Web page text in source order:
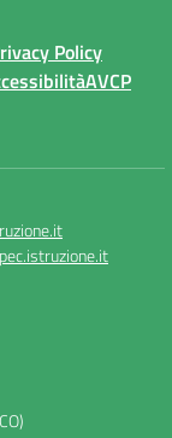
Policy
AVCP